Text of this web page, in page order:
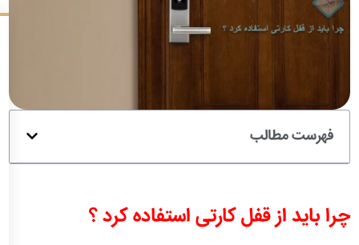
فهرست مطالب
چرا باید از قفل کارتی استفاده کرد ؟